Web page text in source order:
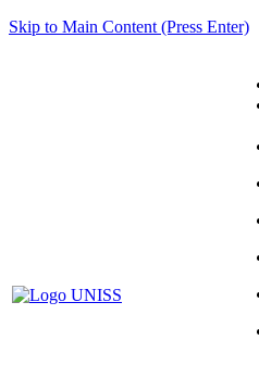
Skip to Main Content (Press Enter)